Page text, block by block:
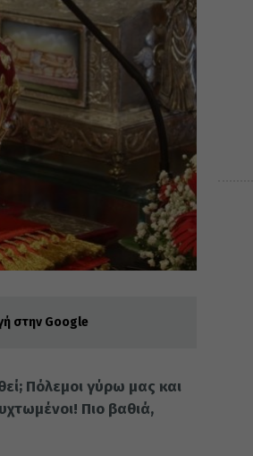
στην Google
Πόλεμοι γύρω μας και
Πιο βαθιά,